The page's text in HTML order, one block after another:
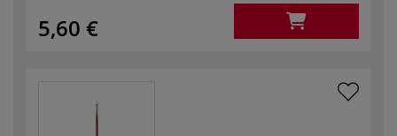
5,60 €